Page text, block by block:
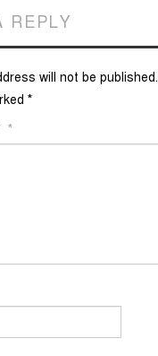
REPLY
will not be published.
*
*